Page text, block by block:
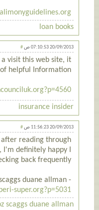
loan books
20/09/2013 07:10:53 ص #
visit this web site, it
helpful Information.
insurance insider
20/09/2013 11:56:23 ص #
reading through
definitely happy I
back frequently!
duane allman -
super.org?p=5031
scaggs duane allman